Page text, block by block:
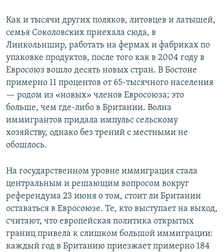
Как и тысячи других поляков, литовцев и латышей,
семья Соколовских приехала сюда, в
Линкольншир, работать на фермах и фабриках по
упаковке продуктов, после того как в 2004 году в
Евросоюз вошло десять новых стран. В Бостоне
примерно 11 процентов от 65-тысячного населения
— родом из «новых» членов Евросоюза; это
больше, чем где-либо в Британии. Волна
иммигрантов придала импульс сельскому
хозяйству, однако без трений с местными не
обошлось.
На государственном уровне иммиграция стала
центральным и решающим вопросом вокруг
референдума 23 июня о том, стоит ли Британии
оставаться в Евросоюзе. Те, кто выступает на выход,
считают, что европейская политика открытых
границ привела к слишком большой иммиграции:
каждый год в Британию приезжает примерно 184